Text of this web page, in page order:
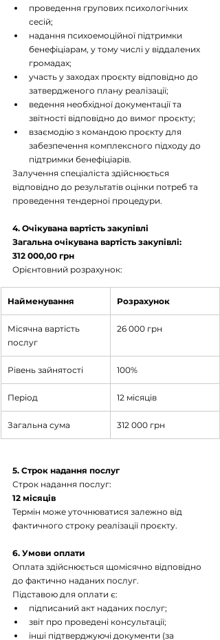
проведення групових психологічних
сесій;
надання психоемоційної підтримки
бенефіціарам, у тому числі у віддалених
громадах;
участь у заходах проєкту відповідно до
затвердженого плану реалізації;
ведення необхідної документації та
звітності відповідно до вимог проєкту;
взаємодію з командою проєкту для
забезпечення комплексного підходу до
підтримки бенефіціарів.
Залучення спеціаліста здійснюється
відповідно до результатів оцінки потреб та
проведення тендерної процедури.
4. Очікувана вартість закупівлі
Загальна очікувана вартість закупівлі:
312 000,00 грн
Орієнтовний розрахунок:
Найменування Розрахунок
Місячна вартість
послуг
26 000 грн
Рівень зайнятості 100%
Період 12 місяців
Загальна сума 312 000 грн
5. Строк надання послуг
Строк надання послуг:
12 місяців
Термін може уточнюватися залежно від
фактичного строку реалізації проєкту.
6. Умови оплати
Оплата здійснюється щомісячно відповідно
до фактично наданих послуг.
Підставою для оплати є:
підписаний акт наданих послуг;
звіт про проведені консультації;
інші підтверджуючі документи (за